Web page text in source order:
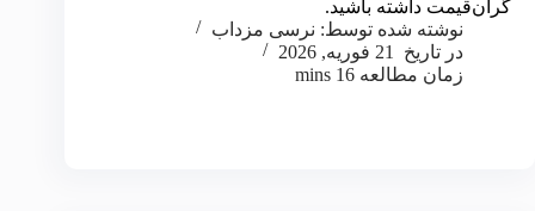
گران‌قیمت داشته باشید.
نوشته شده توسط: نرسی مزداب
در تاریخ
21 فوریه, 2026
زمان مطالعه 16 mins